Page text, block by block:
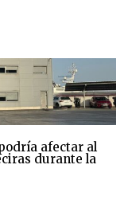
afectar al
durante la